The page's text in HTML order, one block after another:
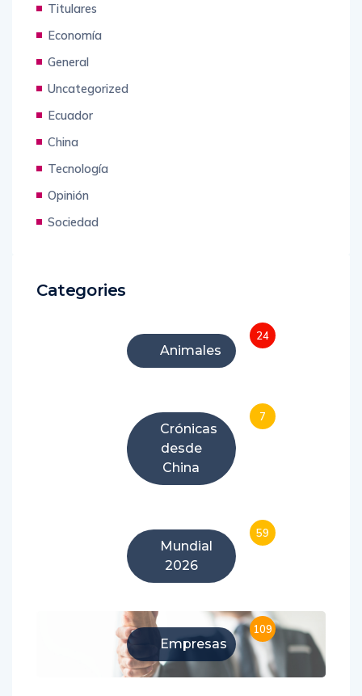
Titulares
Economía
General
Uncategorized
Ecuador
China
Tecnología
Opinión
Sociedad
Categories
Animales
24
Crónicas
desde
China
7
Mundial
2026
59
Empresas
109